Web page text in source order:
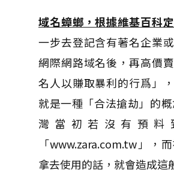
域名蟑螂，根據維基百科
一步去登記含有著名企業
網際網路域名後，再高價
名人以賺取暴利的行爲」
就是一種「合法搶劫」的
灣當初若沒有預料
「www.zara.com.tw」，
拿去使用的話，就會造成這